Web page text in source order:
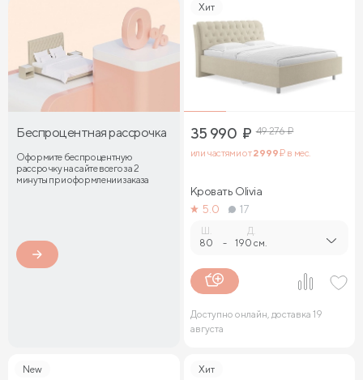
Беспроцентная рассрочка
Оформите беспроцентную
рассрочку на сайте всего за 2
минуты при оформлении заказа
Хит
35 990 ₽ 49 276₽
или частями от2 999₽ в мес.
Кровать Olivia
5.0
17
80 -
Д.
190 см.
Доступно онлайн, доставка 19
августа
New Хит